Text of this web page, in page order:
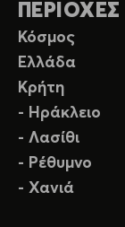
ΠΕΡΙΟΧΕΣ
Κόσμος
Ελλάδα
Κρήτη
- Ηράκλειο
- Λασίθι
- Ρέθυμνο
- Χανιά